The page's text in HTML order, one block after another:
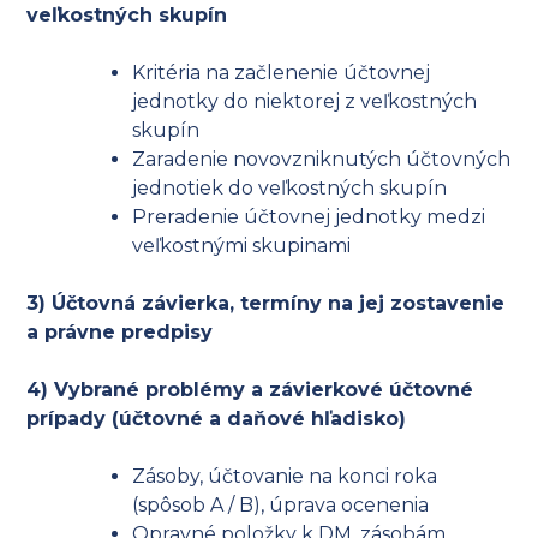
veľkostných skupín
Kritéria na začlenenie účtovnej
jednotky do niektorej z veľkostných
skupín
Zaradenie novovzniknutých účtovných
jednotiek do veľkostných skupín
Preradenie účtovnej jednotky medzi
veľkostnými skupinami
3) Účtovná závierka, termíny na jej zostavenie
a právne predpisy
4) Vybrané problémy a závierkové účtovné
prípady (účtovné a daňové hľadisko)
Zásoby, účtovanie na konci roka
(spôsob A / B), úprava ocenenia